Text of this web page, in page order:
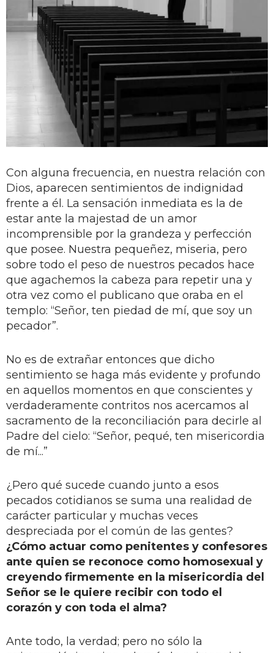
Con alguna frecuencia, en nuestra relación con
Dios, aparecen sentimientos de indignidad
frente a él. La sensación inmediata es la de
estar ante la majestad de un amor
incomprensible por la grandeza y perfección
que posee. Nuestra pequeñez, miseria, pero
sobre todo el peso de nuestros pecados hace
que agachemos la cabeza para repetir una y
otra vez como el publicano que oraba en el
templo: “Señor, ten piedad de mí, que soy un
pecador”.
No es de extrañar entonces que dicho
sentimiento se haga más evidente y profundo
en aquellos momentos en que conscientes y
verdaderamente contritos nos acercamos al
sacramento de la reconciliación para decirle al
Padre del cielo: “Señor, pequé, ten misericordia
de mí...”
¿Pero qué sucede cuando junto a esos
pecados cotidianos se suma una realidad de
carácter particular y muchas veces
despreciada por el común de las gentes?
¿Cómo actuar como penitentes y confesores
ante quien se reconoce como homosexual y
creyendo firmemente en la misericordia del
Señor se le quiere recibir con todo el
corazón y con toda el alma?
Ante todo, la verdad; pero no sólo la